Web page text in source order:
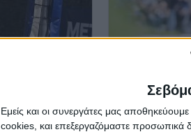
Εμείς και οι συνεργάτες μας
cookies, και επεξεργαζόμαστε προσωπικά